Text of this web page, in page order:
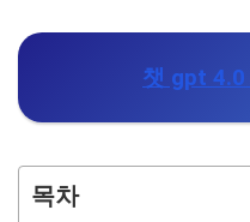
챗 gpt 4.0
목차